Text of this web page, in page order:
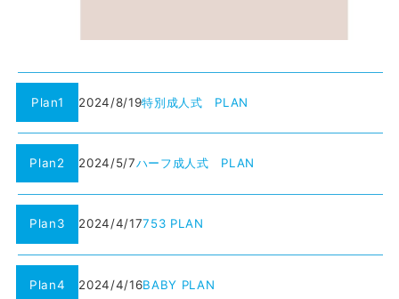
Plan1 2024/8/19特別成人式 PLAN
Plan2 2024/5/7ハーフ成人式 PLAN
Plan3 2024/4/17753 PLAN
Plan4 2024/4/16BABY PLAN